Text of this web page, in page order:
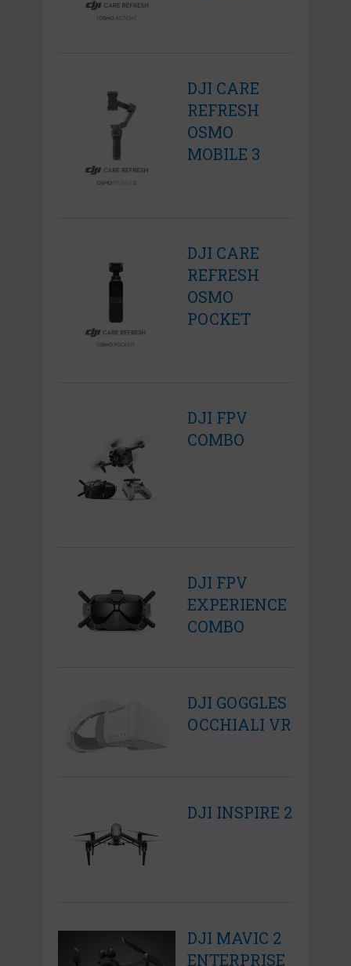
DJI CARE
REFRESH
OSMO
MOBILE 3
DJI CARE
REFRESH
OSMO
POCKET
DJI FPV
COMBO
DJI FPV
EXPERIENCE
COMBO
DJI GOGGLES
OCCHIALI VR
DJI INSPIRE 2
DJI MAVIC 2
ENTERPRISE